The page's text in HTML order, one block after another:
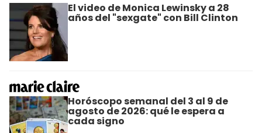
El video de Monica Lewinsky a 28
años del "sexgate" con Bill Clinton
Horóscopo semanal del 3 al 9 de
agosto de 2026: qué le espera a
cada signo